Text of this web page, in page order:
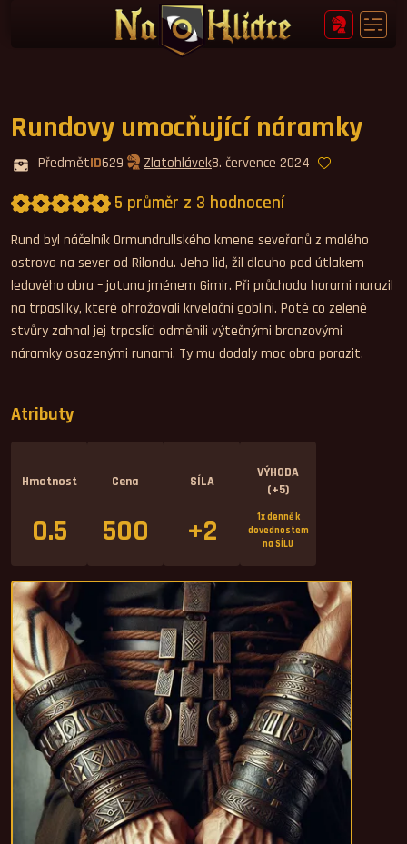
Rundovy umocňující náramky
PředmětID629 Zlatohlávek8. července 2024
5 průměr z 3 hodnocení
Průměrné hodnocení 5,0.
Rund byl náčelník Ormundrullského kmene seveřanů z malého
ostrova na sever od Rilondu. Jeho lid, žil dlouho pod útlakem
ledového obra – jotuna jménem Gimir. Při průchodu horami narazil
na trpaslíky, které ohrožovali krvelační goblini. Poté co zelené
stvůry zahnal jej trpaslíci odměnili výtečnými bronzovými
náramky osazenými runami. Ty mu dodaly moc obra porazit.
Atributy
Hmotnost
0.5
Cena
500
SÍLA
+2
VÝHODA
(+5)
1x denně k
dovednostem
na SÍLU